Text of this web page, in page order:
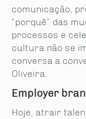
comunicação,
“porquê” das
processos e
cultura não se
conversa a
Oliveira.
Employer
Hoje, atrair